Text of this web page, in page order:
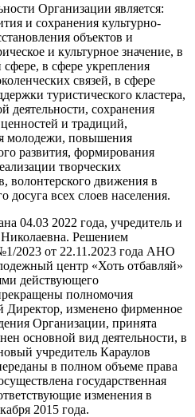
Организации является:
и сохранения культурно-
объектов и
и культурное значение, в
сфере, в сфере укрепления
связей, в сфере
туристического кластера,
деятельности, сохранения
и традиций,
молодежи, повышения
развития, формирования
творческих
волонтерского движения в
досуга всех слоев населения.
04.03 2022 года, учредитель и
Решением
2023 от 22.11.2023 года АНО
центр «Хоть отбавляй»
действующего
полномочия
Директор, изменено фирменное
Организации, принята
основной вид деятельности, в
учредитель Караулов
в полном объеме права
государственная
изменения в
2015 года.